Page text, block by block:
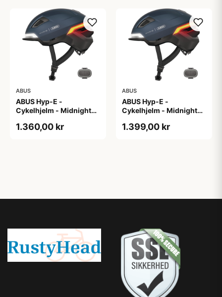
ABUS
ABUS Hyp-E -
Cykelhjelm - Midnight
1.360,00 kr
ABUS
ABUS Hyp-E -
Cykelhjelm - Midnight
1.399,00 kr